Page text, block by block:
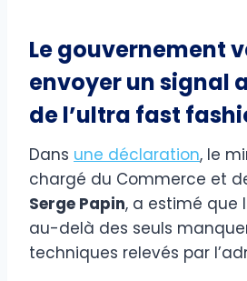
Le gouvernement
envoyer un signal
de l’ultra fast
Dans une déclaration, le
chargé du Commerce et
Serge Papin, a estimé que
au-delà des seuls
techniques relevés par